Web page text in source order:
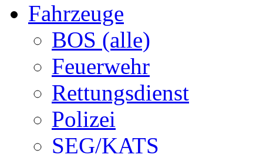
Fahrzeuge
BOS (alle)
Feuerwehr
Rettungsdienst
Polizei
SEG/KATS